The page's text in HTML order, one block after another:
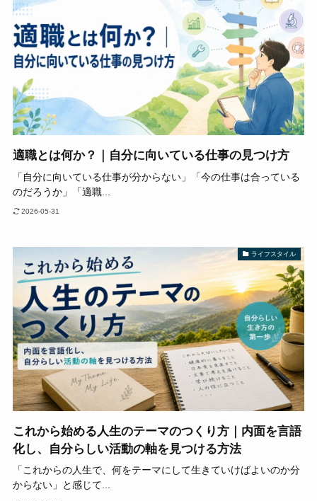
適職とは何か？｜自分に向いている仕事の見つけ方
「自分に向いている仕事が分からない」「今の仕事は合っている
のだろうか」「適職...
2026-05-31
ライフスタイル
これから始める人生のテーマのつくり方｜内面を言語
化し、自分らしい活動の軸を見つける方法
「これからの人生で、何をテーマにして生きていけばよいのか分
からない」と感じて...